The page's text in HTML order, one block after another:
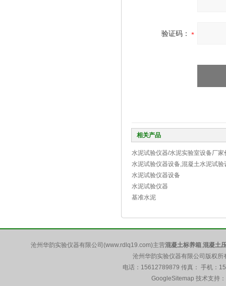
验证码：
相关产品
水泥试验仪器/水泥实验室设备厂家
水泥试验仪器设备,混凝土水泥试
水泥试验仪器设备
水泥试验仪器
基准水泥
沧州华韵实验仪器有限公司(www.rdlq19.com)主营混凝土标养箱,混凝土
沧州华韵实验仪器有限公司版权
电话：15612789879 传真： 手机：
GoogleSitemap 技术支持